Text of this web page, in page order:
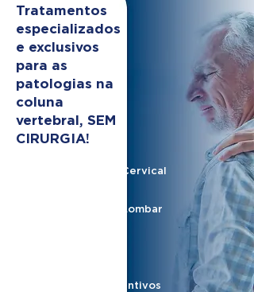
Tratamentos
especializados
e exclusivos
para as
patologias na
coluna
vertebral, SEM
CIRURGIA!
Hérnia de Disco Cervical
Hérnia de Disco Lombar
Protocolos Preventivos